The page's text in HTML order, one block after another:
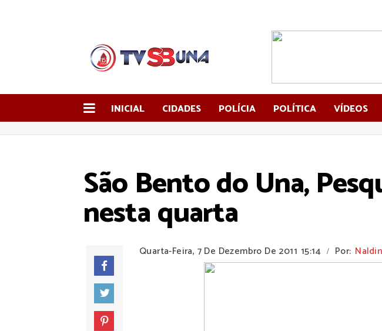
INICIAL CIDADES POLÍCIA POLÍTICA VÍDEOS
São Bento do Una,
nesta quarta
Quarta-Feira, 7 De Dezembro De 2011 15:14 / Por: